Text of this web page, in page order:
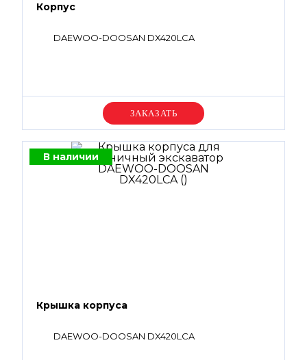
Корпус
DAEWOO-DOOSAN DX420LCA
Уточняйте цену
В наличии
Крышка корпуса
DAEWOO-DOOSAN DX420LCA